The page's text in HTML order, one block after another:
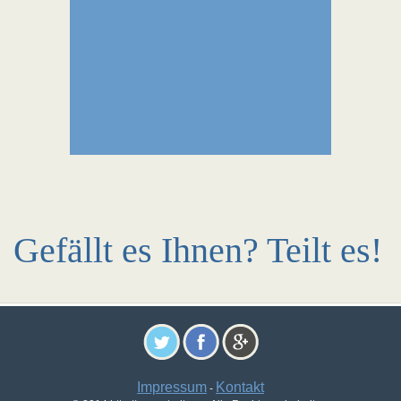
Gefällt es Ihnen? Teilt es!
Impressum - Kontakt